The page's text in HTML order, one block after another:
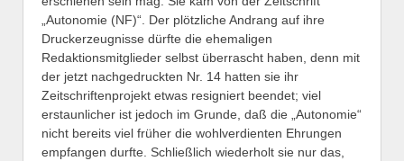
„Autonomie (NF)“. Der plötzliche Andrang auf ihre
Druckerzeugnisse dürfte die ehemaligen
Redaktionsmitglieder selbst überrascht haben, denn mit
der jetzt nachgedruckten Nr. 14 hatten sie ihr
Zeitschriftenprojekt etwas resigniert beendet; viel
erstaunlicher ist jedoch im Grunde, daß die „Autonomie“
nicht bereits viel früher die wohlverdienten Ehrungen
empfangen durfte. Schließlich wiederholt sie nur das,